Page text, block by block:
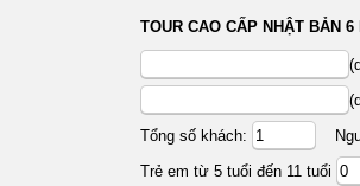
TOUR CAO CẤP NHẬT BẢN 6
Tổng số khách:
Trẻ em từ 5 tuổi đến 11 tuổi